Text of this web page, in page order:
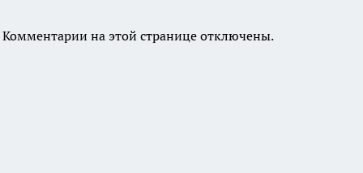
Комментарии на этой странице отключены.